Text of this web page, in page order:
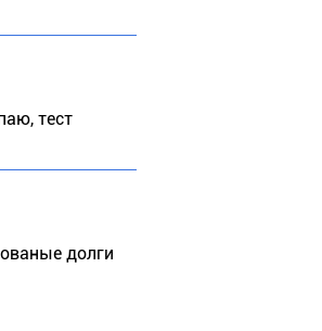
тест
долги